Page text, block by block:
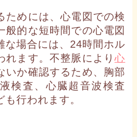
ためには、心電図での検
般的な短時間での心電図
な場合には、24時間ホル
れます。不整脈により心
いか確認するため、胸部
検査、心臓超音波検査
も行われます。